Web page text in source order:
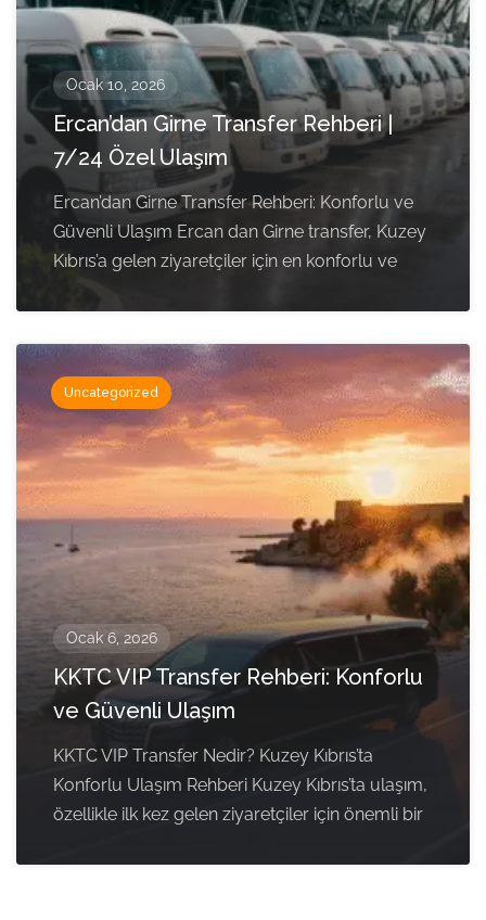
Ocak 10, 2026
Ercan’dan Girne Transfer Rehberi |
7/24 Özel Ulaşım
Ercan’dan Girne Transfer Rehberi: Konforlu ve
Güvenli Ulaşım Ercan dan Girne transfer, Kuzey
Kıbrıs’a gelen ziyaretçiler için en konforlu ve
Uncategorized
Ocak 6, 2026
KKTC VIP Transfer Rehberi: Konforlu
ve Güvenli Ulaşım
KKTC VIP Transfer Nedir? Kuzey Kıbrıs’ta
Konforlu Ulaşım Rehberi Kuzey Kıbrıs’ta ulaşım,
özellikle ilk kez gelen ziyaretçiler için önemli bir